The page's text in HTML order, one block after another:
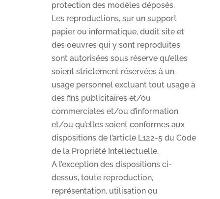
protection des modèles déposés.
Les reproductions, sur un support
papier ou informatique, dudit site et
des oeuvres qui y sont reproduites
sont autorisées sous réserve qu’elles
soient strictement réservées à un
usage personnel excluant tout usage à
des fins publicitaires et/ou
commerciales et/ou d’information
et/ou qu’elles soient conformes aux
dispositions de l’article L122-5 du Code
de la Propriété Intellectuelle.
A l’exception des dispositions ci-
dessus, toute reproduction,
représentation, utilisation ou